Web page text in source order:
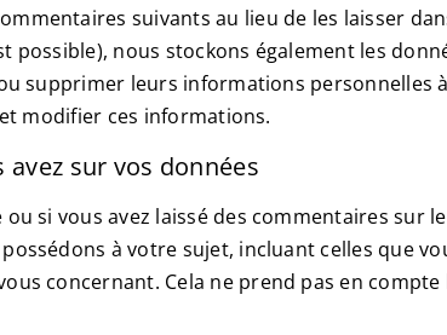
suivants au lieu de les laisser
possible), nous stockons également les
supprimer leurs informations personnelles
modifier ces informations.
avez sur vos données
ou si vous avez laissé des commentaires
à votre sujet, incluant celles que
concernant. Cela ne prend pas en